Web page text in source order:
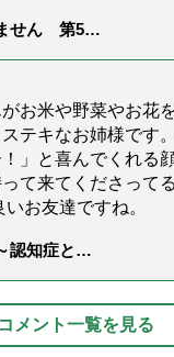
せん 第500
がお米や野菜やお花
テキなお姉様です
」と喜んでくれる
て来てくださって
お友達ですね。
認知症と介
）
コメント一覧を見る